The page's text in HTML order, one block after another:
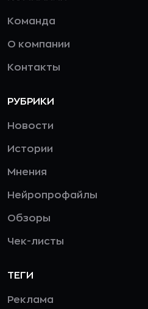
Команда
О компании
Контакты
РУБРИКИ
Новости
Истории
Мнения
Нейропрофайлы
Обзоры
Чек-листы
ТЕГИ
Реклама